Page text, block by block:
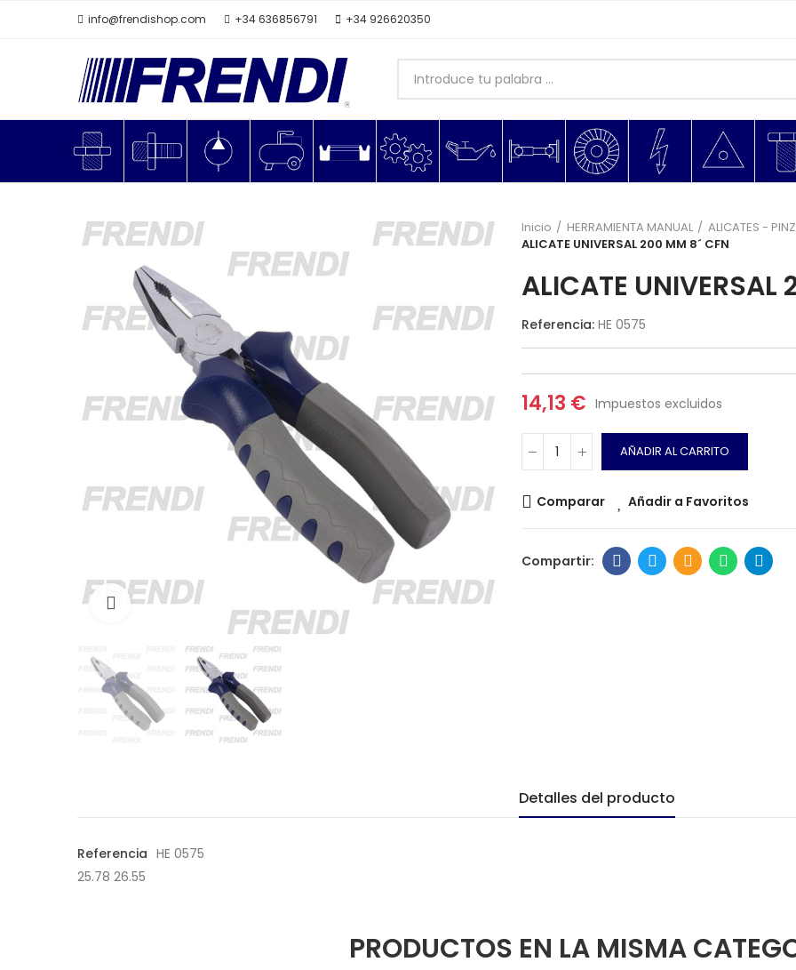
info@frendishop.com +34 636856791 +34 926620350
Click para agrandar
Inicio HERRAMIENTA MANUAL
ALICATES -
ALICATE UNIVERSAL 200 MM 8´ CFN
ALICATE UNIVERSAL
Referencia: HE 0575
14,13 € Impuestos excluidos
AÑADIR AL CARRITO
Comparar Añadir a Favoritos
Detalles del producto
Referencia HE 0575
25.78 26.55
PRODUCTOS EN LA MISMA